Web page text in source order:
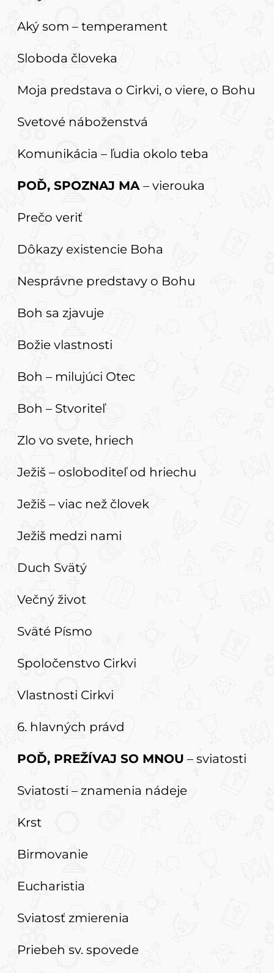
Aký som – temperament
Sloboda človeka
Moja predstava o Cirkvi, o viere, o Bohu
Svetové náboženstvá
Komunikácia – ľudia okolo teba
POĎ, SPOZNAJ MA – vierouka
Prečo veriť
Dôkazy existencie Boha
Nesprávne predstavy o Bohu
Boh sa zjavuje
Božie vlastnosti
Boh – milujúci Otec
Boh – Stvoriteľ
Zlo vo svete, hriech
Ježiš – osloboditeľ od hriechu
Ježiš – viac než človek
Ježiš medzi nami
Duch Svätý
Večný život
Sväté Písmo
Spoločenstvo Cirkvi
Vlastnosti Cirkvi
6. hlavných právd
POĎ, PREŽÍVAJ SO MNOU – sviatosti
Sviatosti – znamenia nádeje
Krst
Birmovanie
Eucharistia
Sviatosť zmierenia
Priebeh sv. spovede